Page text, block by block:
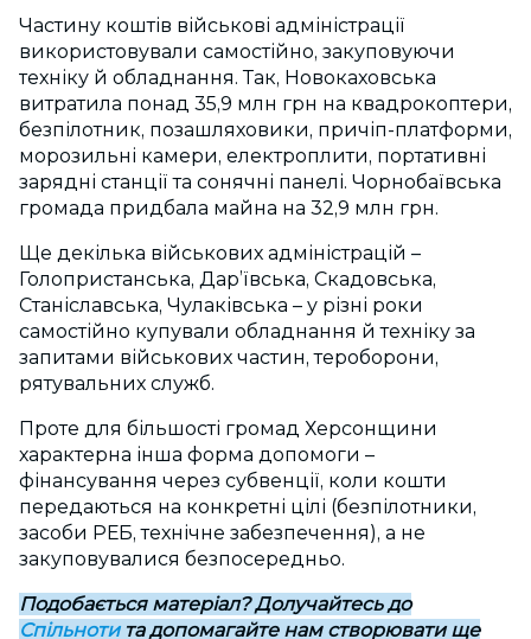
Частину коштів військові адміністрації
використовували самостійно, закуповуючи
техніку й обладнання. Так, Новокаховська
витратила понад 35,9 млн грн на квадрокоптери,
безпілотник, позашляховики, причіп-платформи,
морозильні камери, електроплити, портативні
зарядні станції та сонячні панелі. Чорнобаївська
громада придбала майна на 32,9 млн грн.
Ще декілька військових адміністрацій –
Голопристанська, Дар’ївська, Скадовська,
Станіславська, Чулаківська – у різні роки
самостійно купували обладнання й техніку за
запитами військових частин, тероборони,
рятувальних служб.
Проте для більшості громад Херсонщини
характерна інша форма допомоги –
фінансування через субвенції, коли кошти
передаються на конкретні цілі (безпілотники,
засоби РЕБ, технічне забезпечення), а не
закуповувалися безпосередньо.
Подобається матеріал? Долучайтесь до
Спільноти та допомагайте нам створювати ще